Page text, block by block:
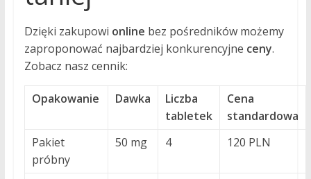
Dzięki zakupowi online bez pośredników możemy
zaproponować najbardziej konkurencyjne ceny.
Zobacz nasz cennik:
Opakowanie Dawka
Liczba
tabletek
Cena
standardowa
Pakiet
próbny
50 mg 4 120 PLN